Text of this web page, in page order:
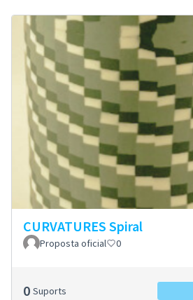
CURVATURES Spiral
Proposta oficial 0
0 Suports